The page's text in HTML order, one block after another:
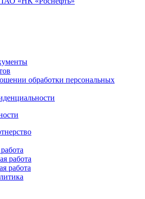
обработки персональных
работа
работа